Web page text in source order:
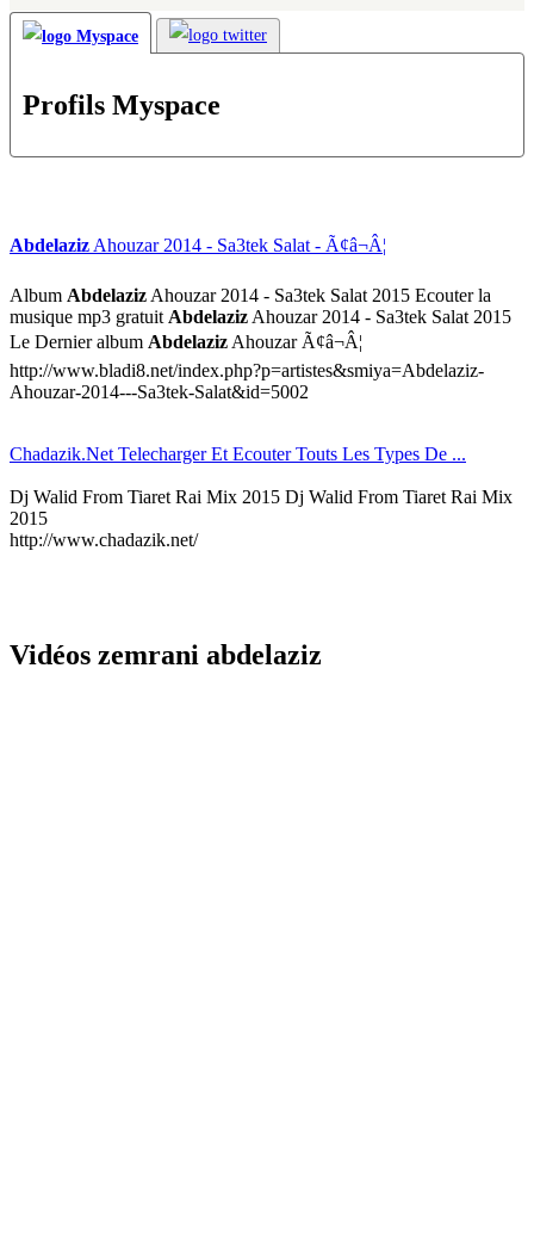
Profils Myspace
AbdelazizAhouzar 2014 - Sa3tek Salat - Ã¢â¬Â¦
Album AbdelazizAhouzar 2014 - Sa3tek Salat 2015 Ecouter la
musique mp3 gratuitAbdelazizAhouzar 2014 - Sa3tek Salat 2015
Le Dernier album AbdelazizAhouzar Ã¢â¬Â¦
http://www.bladi8.net/index.php?p=artistes&smiya=Abdelaziz-
Ahouzar-2014---Sa3tek-Salat&id=5002
Chadazik.Net Telecharger Et Ecouter Touts Les Types De ...
Dj Walid From Tiaret Rai Mix 2015 Dj Walid From Tiaret Rai Mix
2015
http://www.chadazik.net/
Vidéos zemrani abdelaziz